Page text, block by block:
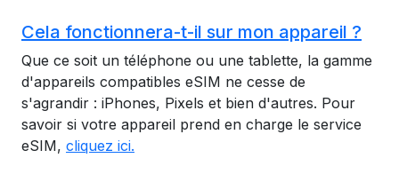
Cela fonctionnera-t-il sur mon appareil ?
Que ce soit un téléphone ou une tablette, la gamme
d'appareils compatibles eSIM ne cesse de
s'agrandir : iPhones, Pixels et bien d'autres. Pour
savoir si votre appareil prend en charge le service
eSIM, cliquez ici.